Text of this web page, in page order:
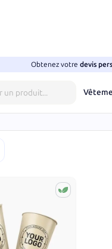
Obtenez votre devis